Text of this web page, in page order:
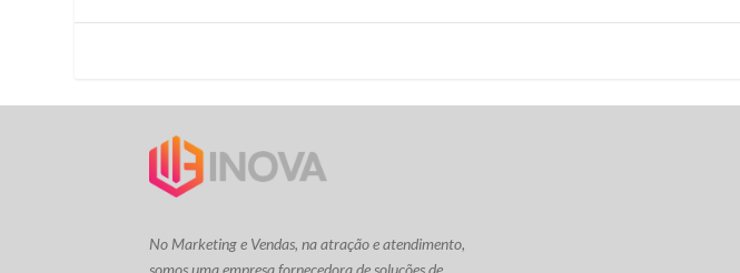
No Marketing e Vendas, na atração e atendimento,
somos uma empresa fornecedora de soluções de